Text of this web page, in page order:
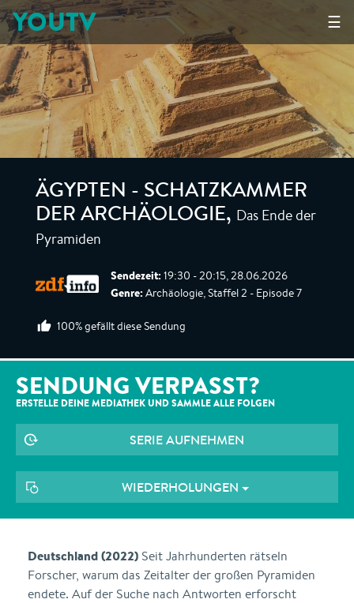
☰
YOUTV
ÄGYPTEN - SCHATZKAMMER
DER ARCHÄOLOGIE, Das Ende der
Pyramiden
Sendezeit: 19:30 - 20:15, 28.06.2026
Genre: Archäologie, Staffel 2 - Episode 7
100% gefällt diese Sendung
SENDUNG VERPASST?
ERSTELLE DEINE MEDIATHEK UND SAMMLE ALLE FOLGEN
SERIE AUFNEHMEN
WIEDERHOLUNGEN
Deutschland (2022) Seit Jahrhunderten rätseln
Forscher, warum das Zeitalter der großen Pyramiden
endete. Auf der Suche nach Antworten erforscht